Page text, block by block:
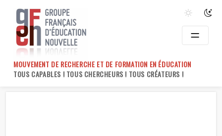
content
MOUVEMENT DE RECHERCHE ET DE FORMATION EN ÉDUCATION
TOUS CAPABLES ! TOUS CHERCHEURS ! TOUS CRÉATEURS !